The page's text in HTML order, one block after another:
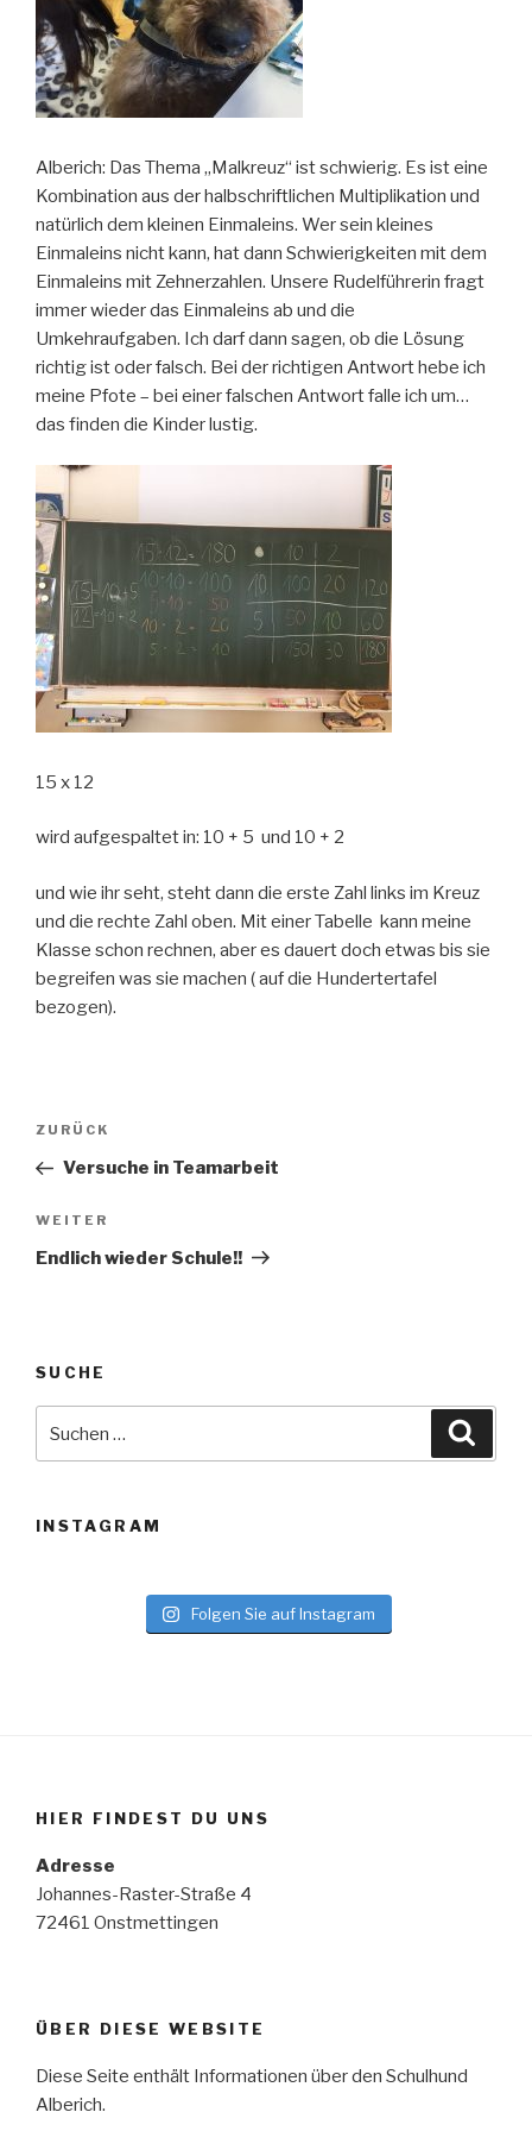
Alberich: Das Thema „Malkreuz“ ist schwierig. Es ist eine
Kombination aus der halbschriftlichen Multiplikation und
natürlich dem kleinen Einmaleins. Wer sein kleines
Einmaleins nicht kann, hat dann Schwierigkeiten mit dem
Einmaleins mit Zehnerzahlen. Unsere Rudelführerin fragt
immer wieder das Einmaleins ab und die
Umkehraufgaben. Ich darf dann sagen, ob die Lösung
richtig ist oder falsch. Bei der richtigen Antwort hebe ich
meine Pfote – bei einer falschen Antwort falle ich um…
das finden die Kinder lustig.
15 x 12
wird aufgespaltet in: 10 + 5 und 10 + 2
und wie ihr seht, steht dann die erste Zahl links im Kreuz
und die rechte Zahl oben. Mit einer Tabelle kann meine
Klasse schon rechnen, aber es dauert doch etwas bis sie
begreifen was sie machen ( auf die Hundertertafel
bezogen).
Beitragsnavigation
Vorheriger
Beitrag
ZURÜCK
Versuche in Teamarbeit
Nächster
Beitrag
WEITER
Endlich wieder Schule!!
SUCHE
nach:
INSTAGRAM
Folgen Sie auf Instagram
HIER FINDEST DU UNS
Adresse
Johannes-Raster-Straße 4
72461 Onstmettingen
ÜBER DIESE WEBSITE
Diese Seite enthält Informationen über den Schulhund
Alberich.